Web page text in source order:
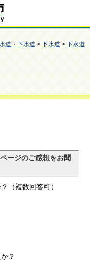
道・下水道 > 下水道 > 下水道
ージのご感想をお聞
（複数回答可）
？